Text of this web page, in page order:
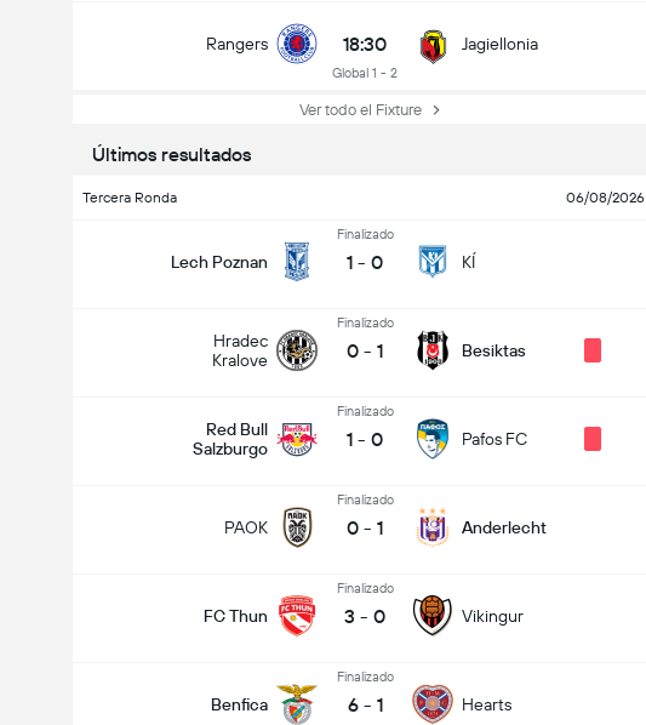
Rangers 18:30
Global 1 - 2
Jagiellonia
Ver todo el Fixture
Últimos resultados
Tercera Ronda 06/08/2026
Lech Poznan
Finalizado
1 - 0 KÍ
Hradec
Kralove
Finalizado
0 - 1 Besiktas
Red Bull
Salzburgo
Finalizado
1 - 0 Pafos FC
PAOK
Finalizado
0 - 1 Anderlecht
FC Thun
Finalizado
3 - 0 Vikingur
Benfica
Finalizado
6 - 1 Hearts